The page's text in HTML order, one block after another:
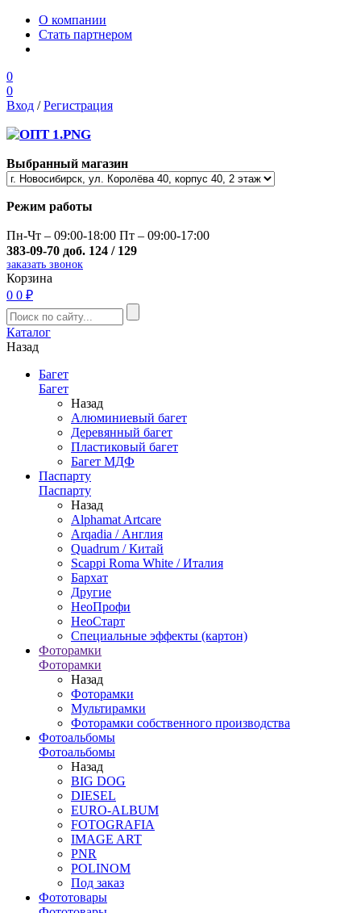
О компании
Стать партнером
0
0
Вход /Регистрация
Выбранный магазин
Режим работы
Пн-Чт – 09:00-18:00 Пт – 09:00-17:00
383-09-70 доб. 124 / 129
заказать звонок
Корзина
0 0 ₽
Каталог
Назад
Багет
Багет
Назад
Алюминиевый багет
Деревянный багет
Пластиковый багет
Багет МДФ
Паспарту
Паспарту
Назад
Alphamat Artcare
Arqadia / Англия
Quadrum / Китай
Scappi Roma White / Италия
Бархат
Другие
НеоПрофи
НеоСтарт
Специальные эффекты (картон)
Фоторамки
Фоторамки
Назад
Фоторамки
Мультирамки
Фоторамки собственного производства
Фотоальбомы
Фотоальбомы
Назад
BIG DOG
DIESEL
EURO-ALBUM
FOTOGRAFIA
IMAGE ART
PNR
POLINOM
Под заказ
Фототовары